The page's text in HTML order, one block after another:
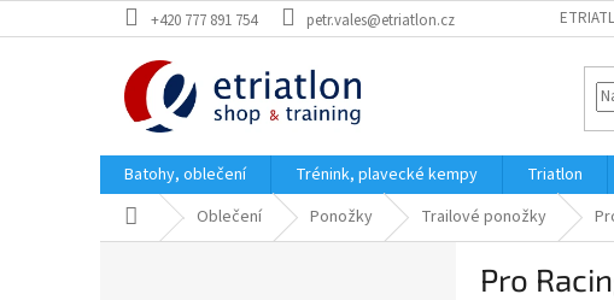
na
+420 777 891 754 petr.vales@etriatlon.cz
Batohy, oblečení Trénink, plavecké kempy Triatlon
Domů Oblečení Ponožky Trailové ponožky
Pro